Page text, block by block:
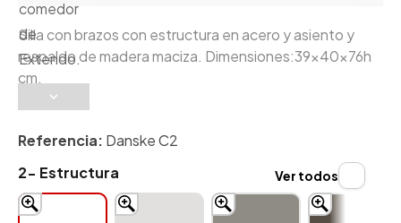
Silla con brazos con estructura en acero y asiento y
respaldo de madera maciza. Dimensiones:39x40x76h
cm.
Referencia: Danske C2
2- Estructura
Ver todos